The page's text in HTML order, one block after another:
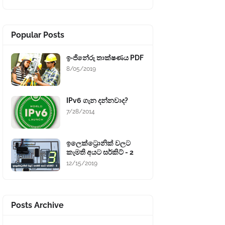
Popular Posts
ඉංජිනේරු තාක්ෂණය PDF
8/05/2019
IPv6 ගැන දන්නවාද?
7/28/2014
ඉලෙක්ට්‍රොනික් වලට
කැමති අයට සර්කිට් - 2
12/15/2019
Posts Archive